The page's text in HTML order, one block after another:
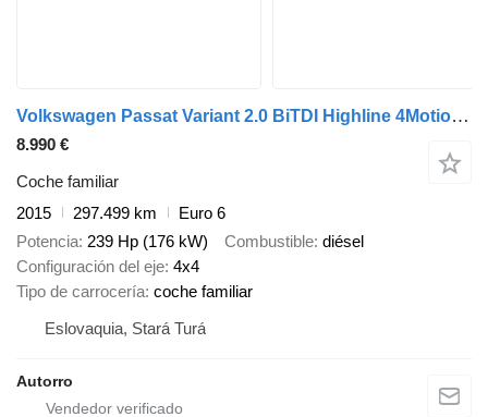
Volkswagen Passat Variant 2.0 BiTDI Highline 4Motion / DSG
8.990 €
Coche familiar
2015
297.499 km
Euro 6
Potencia 239 Hp (176 kW) Combustible diésel
Configuración del eje 4x4
Tipo de carrocería coche familiar
Eslovaquia, Stará Turá
Autorro